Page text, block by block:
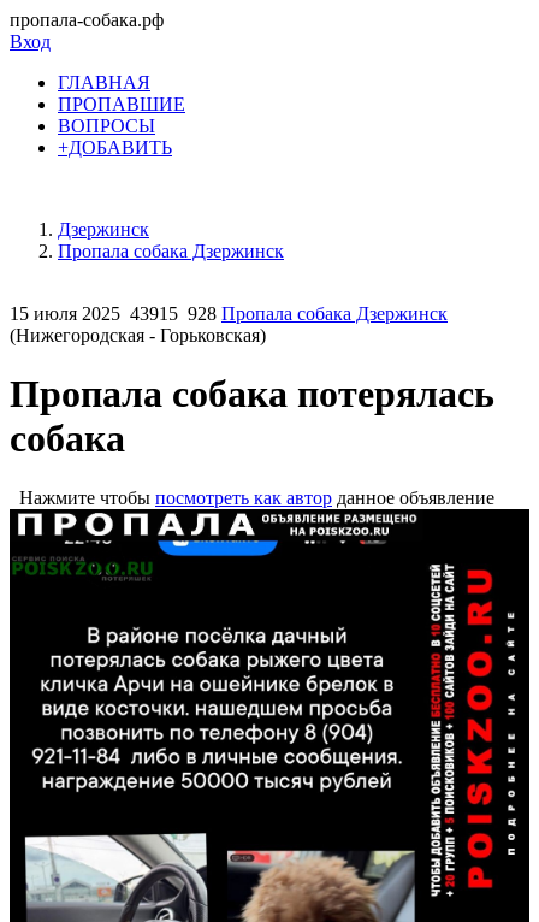
пропала-собака.рф
Вход
ГЛАВНАЯ
ПРОПАВШИЕ
ВОПРОСЫ
+ДОБАВИТЬ
Дзержинск
Пропала собака Дзержинск
15 июля 2025 43915 928 Пропала собака Дзержинск
(Нижегородская - Горьковская)
Пропала собака потерялась
собака
Нажмите чтобы посмотреть как автор данное объявление